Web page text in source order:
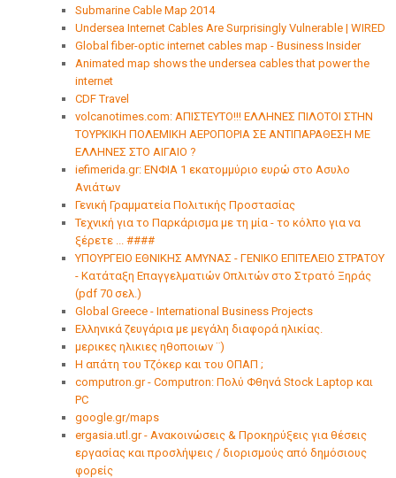
Submarine Cable Map 2014
Undersea Internet Cables Are Surprisingly Vulnerable | WIRED
Global fiber-optic internet cables map - Business Insider
Animated map shows the undersea cables that power the
internet
CDF Travel
volcanotimes.com: ΑΠΙΣΤΕΥΤΟ!!! ΕΛΛΗΝΕΣ ΠΙΛΟΤΟΙ ΣΤΗΝ
ΤΟΥΡΚΙΚΗ ΠΟΛΕΜΙΚΗ ΑΕΡΟΠΟΡΙΑ ΣΕ ΑΝΤΙΠΑΡΑΘΕΣΗ ΜΕ
ΕΛΛΗΝΕΣ ΣΤΟ ΑΙΓΑΙΟ ?
iefimerida.gr: ΕΝΦΙΑ 1 εκατομμύριο ευρώ στο Ασυλο
Ανιάτων
Γενική Γραμματεία Πολιτικής Προστασίας
Τεχνική για το Παρκάρισμα με τη μία - το κόλπο για να
ξέρετε ... ####
ΥΠΟΥΡΓΕΙΟ ΕΘΝΙΚΗΣ ΑΜΥΝΑΣ - ΓΕΝΙΚΟ ΕΠΙΤΕΛΕΙΟ ΣΤΡΑΤΟΥ
- Κατάταξη Επαγγελματιών Οπλιτών στο Στρατό Ξηράς
(pdf 70 σελ.)
Global Greece - International Business Projects
Ελληνικά ζευγάρια με μεγάλη διαφορά ηλικίας.
μερικες ηλικιες ηθοποιων ¨)
Η απάτη του Τζόκερ και του ΟΠΑΠ ;
computron.gr - Computron: Πολύ Φθηνά Stock Laptop και
PC‎
google.gr/maps
ergasia.utl.gr - Ανακοινώσεις & Προκηρύξεις για θέσεις
εργασίας και προσλήψεις / διορισμούς από δημόσιους
φορείς